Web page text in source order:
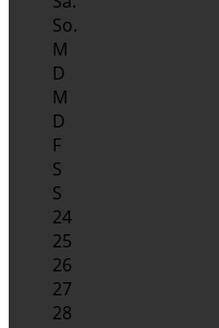
So.
M
D
M
D
F
S
S
24
25
26
27
28